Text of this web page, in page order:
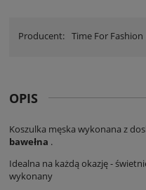
Producent: Time For Fashion
OPIS
Koszulka męska wykonana z
bawełna .
Idealna na każdą okazję -
wykonany